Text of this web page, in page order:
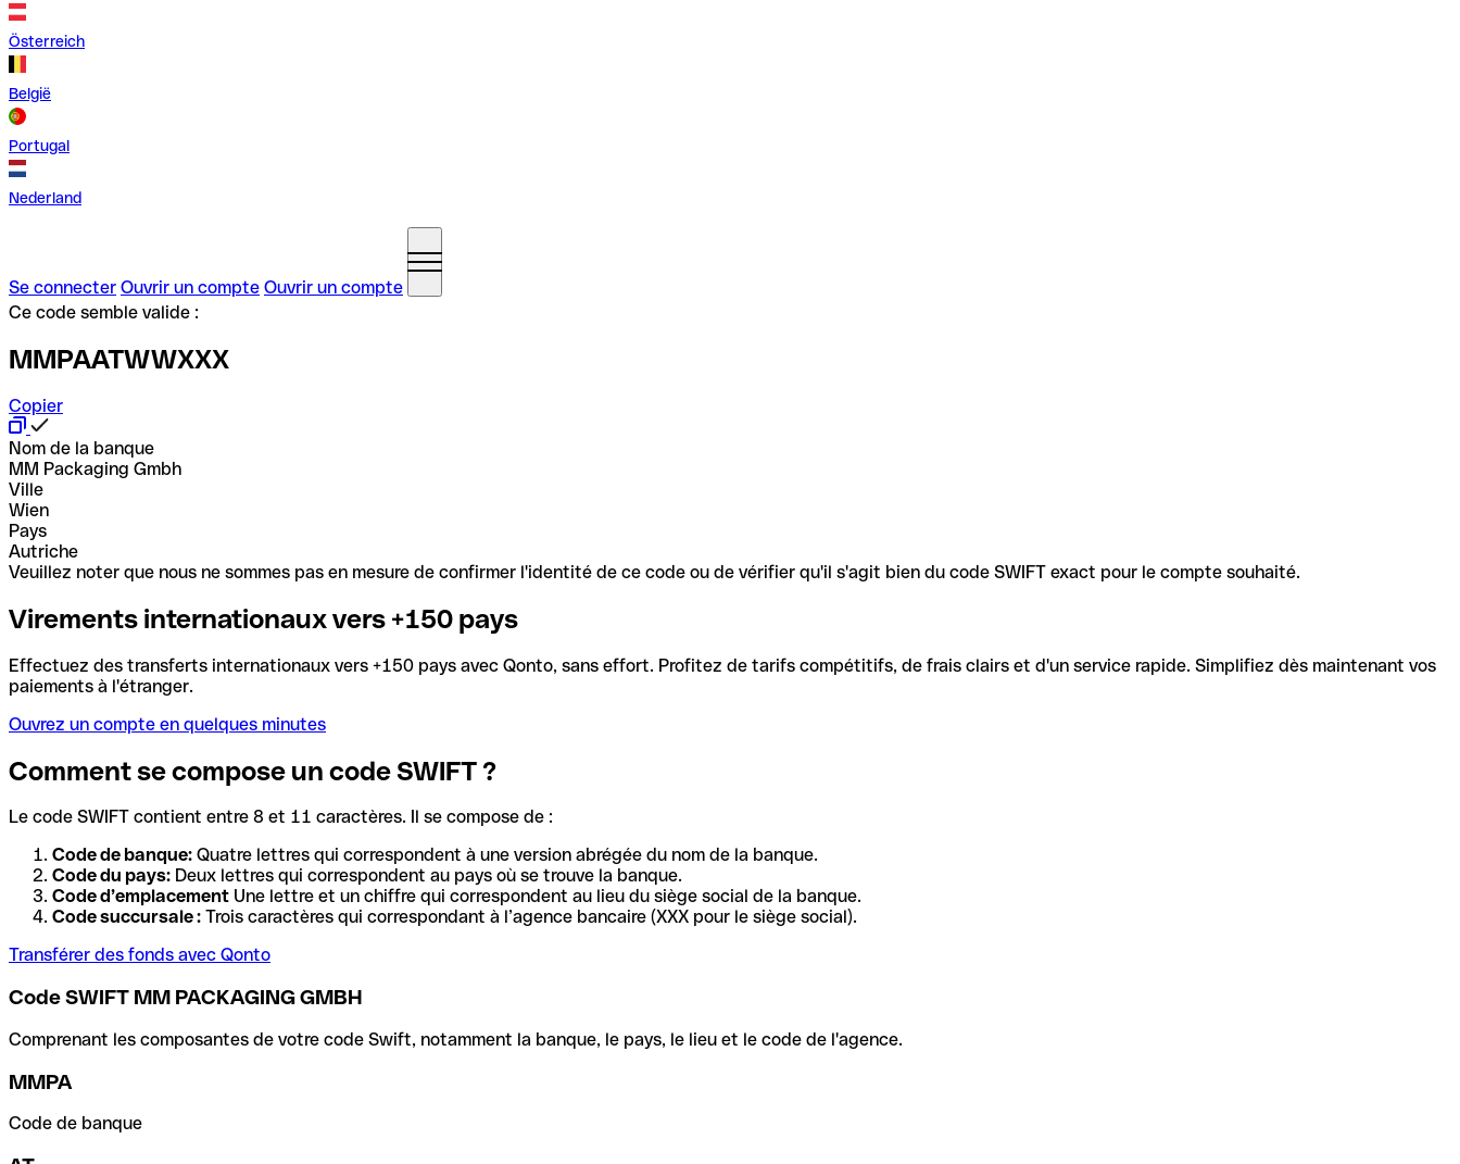
Österreich
België
Portugal
Nederland
Se connecter Ouvrir un compte Ouvrir un compte
Ce code semble valide :
MMPAATWWXXX
Copier
Nom de la banque
MM Packaging Gmbh
Ville
Wien
Pays
Autriche
Veuillez noter que nous ne sommes pas en mesure de confirmer l'identité de ce code ou de vérifier qu'il s'agit bien du code SWIFT exact pour le compte souhaité.
Virements internationaux vers +150 pays
Effectuez des transferts internationaux vers +150 pays avec Qonto, sans effort. Profitez de tarifs compétitifs, de frais clairs et d'un service rapide. Simplifiez dès maintenant vos
paiements à l'étranger.
Ouvrez un compte en quelques minutes
Comment se compose un code SWIFT ?
Le code SWIFT contient entre 8 et 11 caractères. Il se compose de :
Code de banque: Quatre lettres qui correspondent à une version abrégée du nom de la banque.
Code du pays: Deux lettres qui correspondent au pays où se trouve la banque.
Code d’emplacement Une lettre et un chiffre qui correspondent au lieu du siège social de la banque.
Code succursale : Trois caractères qui correspondant à l’agence bancaire (XXX pour le siège social).
Transférer des fonds avec Qonto
Code SWIFT MM PACKAGING GMBH
Comprenant les composantes de votre code Swift, notamment la banque, le pays, le lieu et le code de l'agence.
MMPA
Code de banque